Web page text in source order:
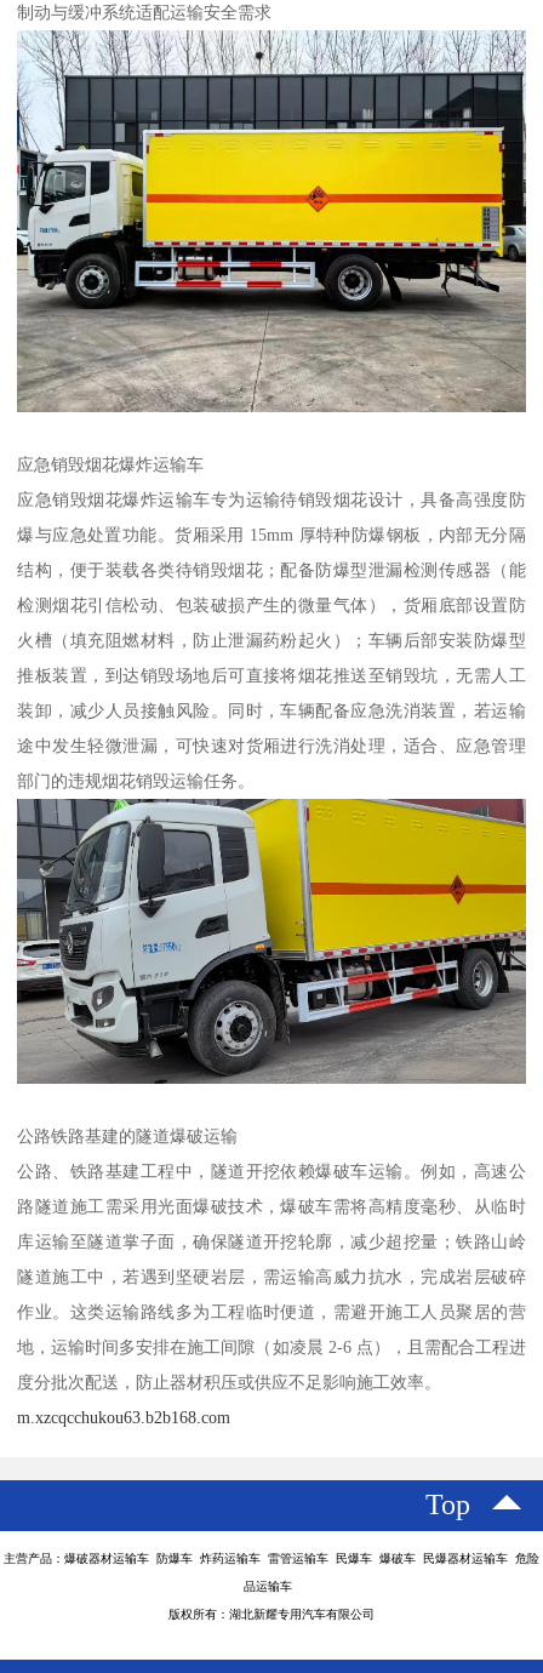
制动与缓冲系统适配运输安全需求​
应急销毁烟花爆炸运输车​
应急销毁烟花爆炸运输车专为运输待销毁烟花设计，具备高强度防
爆与应急处置功能。货厢采用 15mm 厚特种防爆钢板，内部无分隔
结构，便于装载各类待销毁烟花；配备防爆型泄漏检测传感器（能
检测烟花引信松动、包装破损产生的微量气体），货厢底部设置防
火槽（填充阻燃材料，防止泄漏药粉起火）；车辆后部安装防爆型
推板装置，到达销毁场地后可直接将烟花推送至销毁坑，无需人工
装卸，减少人员接触风险。同时，车辆配备应急洗消装置，若运输
途中发生轻微泄漏，可快速对货厢进行洗消处理，适合、应急管理
部门的违规烟花销毁运输任务。​
公路铁路基建的隧道爆破运输​
公路、铁路基建工程中，隧道开挖依赖爆破车运输。例如，高速公
路隧道施工需采用光面爆破技术，爆破车需将高精度毫秒、从临时
库运输至隧道掌子面，确保隧道开挖轮廓，减少超挖量；铁路山岭
隧道施工中，若遇到坚硬岩层，需运输高威力抗水，完成岩层破碎
作业。这类运输路线多为工程临时便道，需避开施工人员聚居的营
地，运输时间多安排在施工间隙（如凌晨 2-6 点），且需配合工程进
度分批次配送，防止器材积压或供应不足影响施工效率。​
m.xzcqcchukou63.b2b168.com
Top
主营产品：爆破器材运输车 防爆车 炸药运输车 雷管运输车 民爆车 爆破车 民爆器材运输车 危险
品运输车
版权所有：湖北新耀专用汽车有限公司